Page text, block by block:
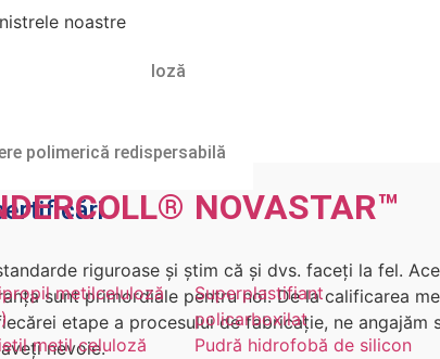
Metil Celuloză
polimerică redispersabilă
COLL®
metilceluloză
metil celuloză
NOVASTAR™
Superplastifiant
policarboxilat
Pudră hidrofobă de silicon
noastre
versatilă pentru
riguroase și știm că și dvs. faceți la fel.
sunt primordiale pentru noi. De la calificarea
etape a procesului de fabricație, ne
nevoie.